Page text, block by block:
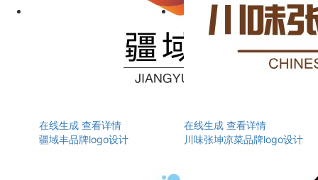
在线生成 查看详情
疆域丰品牌logo设计
在线生成 查看详情
川味张坤凉菜品牌logo设计